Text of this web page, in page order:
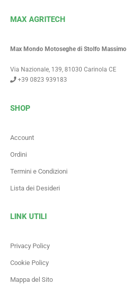
MAX AGRITECH
Max Mondo Motoseghe di Stolfo Massimo
Via Nazionale, 139, 81030 Carinola CE
+39 0823 939183
SHOP
Account
Ordini
Termini e Condizioni
Lista dei Desideri
LINK UTILI
Privacy Policy
Cookie Policy
Mappa del Sito